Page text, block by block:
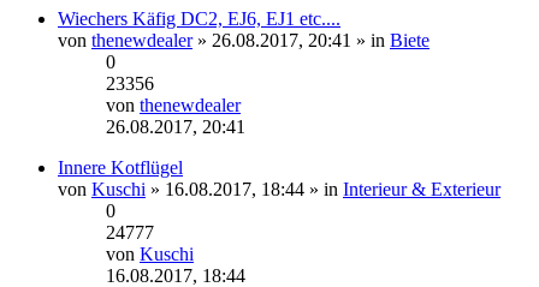
Wiechers Käfig DC2, EJ6, EJ1 etc....
von thenewdealer» 26.08.2017, 20:41 » in Biete
0
23356
von thenewdealer
26.08.2017, 20:41
Innere Kotflügel
von Kuschi » 16.08.2017, 18:44 » in Interieur & Exterieur
0
24777
von Kuschi
Neuester
16.08.2017, 18:44